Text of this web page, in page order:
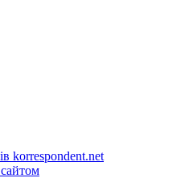
korrespondent.net